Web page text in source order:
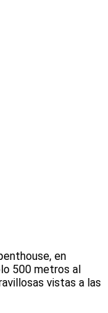
en
500 metros al
vistas a las